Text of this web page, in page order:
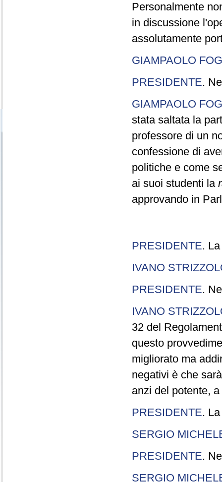
Personalmente
in discussione
assolutamente
GIAMPAOLO
PRESIDENTE.
GIAMPAOLO
stata saltata la
professore di un
confessione di
politiche e come
ai suoi studenti la
approvando in
PRESIDENTE.
IVANO
PRESIDENTE.
IVANO
32 del
questo
migliorato ma
negativi è che
anzi del potente,
PRESIDENTE.
SERGIO
PRESIDENTE.
SERGIO